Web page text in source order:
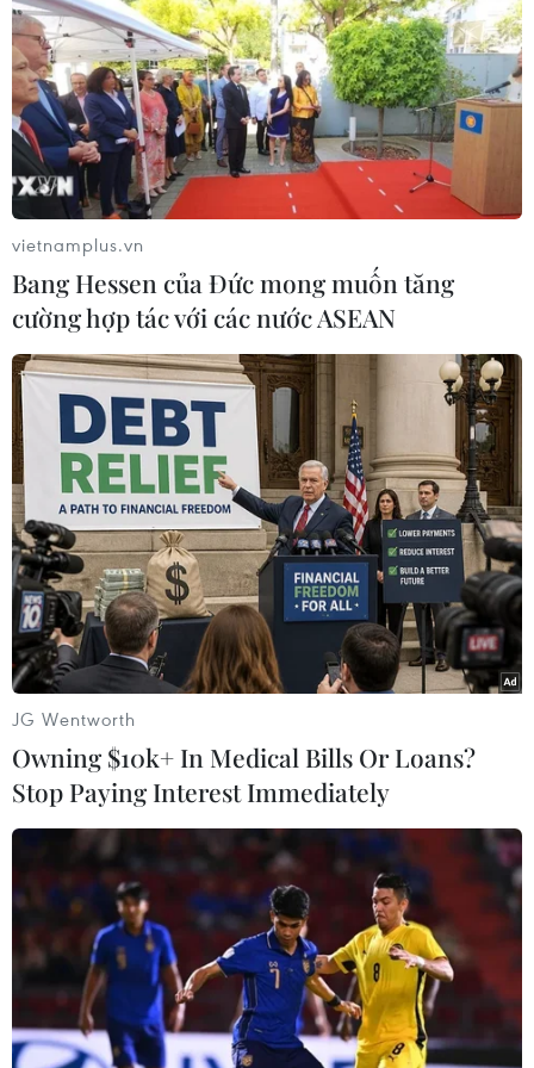
Phim 'Nomadland' giành chiến thắng tại
Liên hoan phim Venice
12/09/2020 22:56
Ngày 12/9, phim "Nomadland", một bộ phim của Mỹ,
đã giành chiến thắng giải Sư tử Vàng cho hạng mục
phim xuất sắc nhất tại Liên hoan phim Venice.
Liên hoan phim Venice trở lại với một loạt
các bộ phim 'bom tấn'
vietnamplus.vn
Bang Hessen của Đức mong muốn tăng
cường hợp tác với các nước ASEAN
JG Wentworth
Owning $10k+ In Medical Bills Or Loans?
Stop Paying Interest Immediately